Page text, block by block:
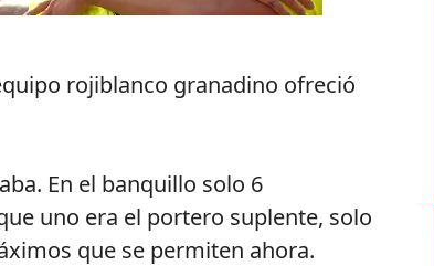
rojiblanco granadino ofreció
En el banquillo solo 6
uno era el portero suplente, solo
que se permiten ahora.